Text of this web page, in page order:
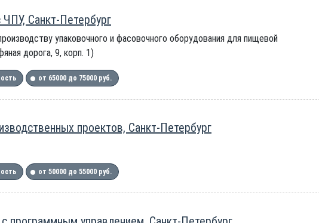
ЧПУ, Санкт-Петербург
упаковочного и фасовочного оборудования для пищевой
дорога, 9, корп. 1)
от 65000 до 75000 руб.
проектов, Санкт-Петербург
от 50000 до 55000 руб.